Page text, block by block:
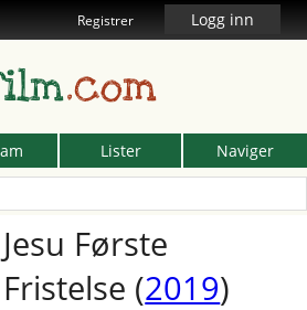
Registrer Logg inn
.com
Lister Naviger
Jesu Første
Fristelse (2019)